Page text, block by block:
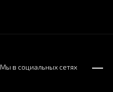
Мы в социальных сетях